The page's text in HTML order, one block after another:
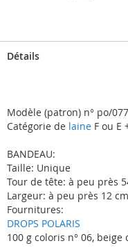
Détails
Modèle (patron) n° po/077
Catégorie de laine F ou E
BANDEAU:
Taille: Unique
Tour de tête: à peu près
Largeur: à peu près 12
Fournitures:
DROPS POLARIS
100 g coloris n° 06, beige